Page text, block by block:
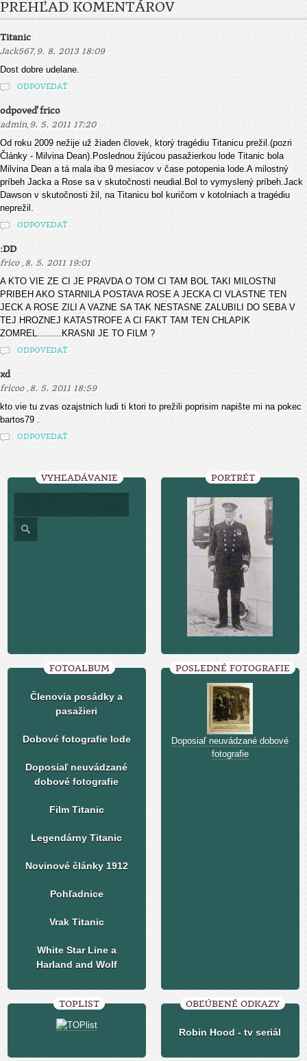
PREHĽAD KOMENTÁROV
Titanic
Jack567, 9. 8. 2013 18:09
Dost dobre udelane.
ODPOVEDAŤ
odpoveď frico
admin, 9. 5. 2011 17:20
Od roku 2009 nežije už žiaden človek, ktorý tragédiu Titanicu prežil.(pozri
Články - Milvina Dean).Poslednou žijúcou pasažierkou lode Titanic bola
Milvina Dean a tá mala iba 9 mesiacov v čase potopenia lode.A milostný
príbeh Jacka a Rose sa v skutočnosti neudial.Bol to vymyslený príbeh.Jack
Dawson v skutočnosti žil, na Titanicu bol kuričom v kotolniach a tragédiu
neprežil.
ODPOVEDAŤ
:DD
frico , 8. 5. 2011 19:01
A KTO VIE ZE CI JE PRAVDA O TOM CI TAM BOL TAKI MILOSTNI
PRIBEH AKO STARNILA POSTAVA ROSE A JECKA CI VLASTNE TEN
JECK A ROSE ZILI A VAZNE SA TAK NESTASNE ZALUBILI DO SEBA V
TEJ HROZNEJ KATASTROFE A CI FAKT TAM TEN CHLAPIK
ZOMREL.........KRASNI JE TO FILM ?
ODPOVEDAŤ
xd
fricoo , 8. 5. 2011 18:59
kto vie tu zvas ozajstnich ludi ti ktori to prežili poprisim napište mi na pokec
bartos79 .
ODPOVEDAŤ
VYHĽADÁVANIE PORTRÉT
FOTOALBUM
Členovia posádky a
pasažieri
Dobové fotografie lode
Doposiaľ neuvádzané
dobové fotografie
Film Titanic
Legendárny Titanic
Novinové články 1912
Pohľadnice
Vrak Titanic
White Star Line a
Harland and Wolf
POSLEDNÉ FOTOGRAFIE
Doposiaľ neuvádzané dobové
fotografie
TOPLIST OBĽÚBENÉ ODKAZY
Robin Hood - tv seriál